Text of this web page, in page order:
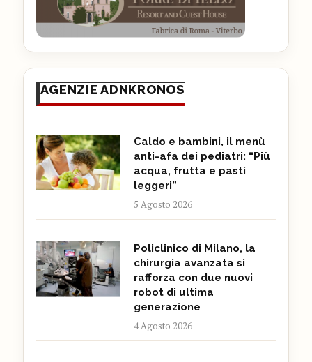
AGENZIE ADNKRONOS
Caldo e bambini, il menù
anti-afa dei pediatri: “Più
acqua, frutta e pasti
leggeri”
5 Agosto 2026
Policlinico di Milano, la
chirurgia avanzata si
rafforza con due nuovi
robot di ultima
generazione
4 Agosto 2026